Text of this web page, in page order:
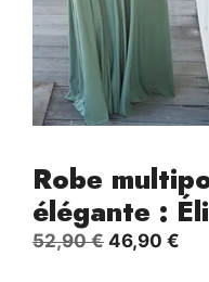
Robe
élégante :
52,90€ Le
46,90 €